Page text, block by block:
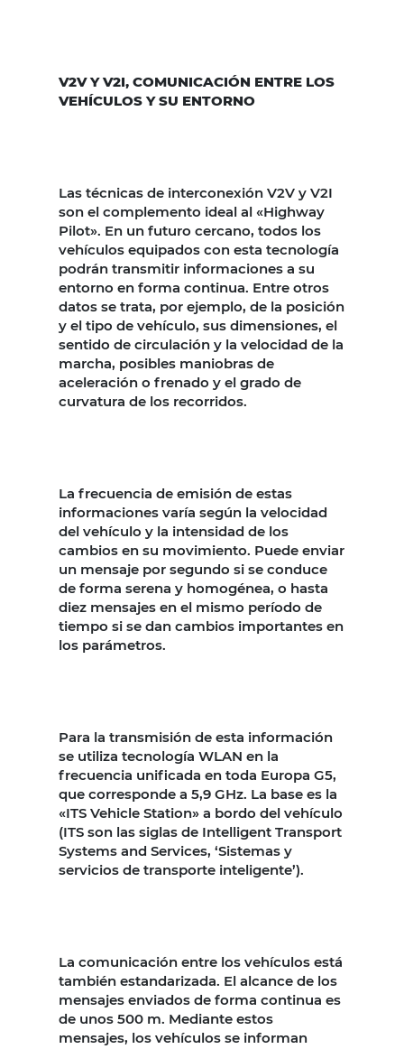
V2V Y V2I, COMUNICACIÓN ENTRE LOS
VEHÍCULOS Y SU ENTORNO
Las técnicas de interconexión V2V y V2I
son el complemento ideal al «Highway
Pilot». En un futuro cercano, todos los
vehículos equipados con esta tecnología
podrán transmitir informaciones a su
entorno en forma continua. Entre otros
datos se trata, por ejemplo, de la posición
y el tipo de vehículo, sus dimensiones, el
sentido de circulación y la velocidad de la
marcha, posibles maniobras de
aceleración o frenado y el grado de
curvatura de los recorridos.
La frecuencia de emisión de estas
informaciones varía según la velocidad
del vehículo y la intensidad de los
cambios en su movimiento. Puede enviar
un mensaje por segundo si se conduce
de forma serena y homogénea, o hasta
diez mensajes en el mismo período de
tiempo si se dan cambios importantes en
los parámetros.
Para la transmisión de esta información
se utiliza tecnología WLAN en la
frecuencia unificada en toda Europa G5,
que corresponde a 5,9 GHz. La base es la
«ITS Vehicle Station» a bordo del vehículo
(ITS son las siglas de Intelligent Transport
Systems and Services, ‘Sistemas y
servicios de transporte inteligente’).
La comunicación entre los vehículos está
también estandarizada. El alcance de los
mensajes enviados de forma continua es
de unos 500 m. Mediante estos
mensajes, los vehículos se informan